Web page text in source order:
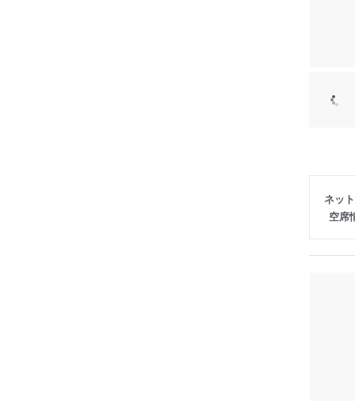
ネッ
空席